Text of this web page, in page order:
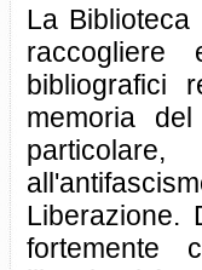
La
raccogliere
bibliografici
memoria
Liberazione.
fortemente